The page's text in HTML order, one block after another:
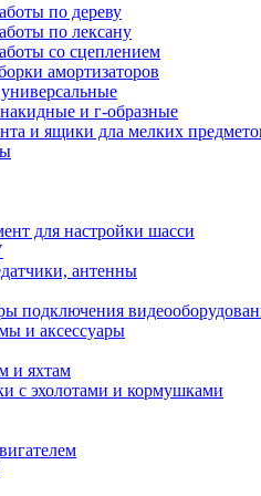
по дереву
по лексану
со сцеплением
амортизаторов
и г-образные
и ящики дла мелких
для настройки шасси
антенны
подключения
и аксессуары
и яхтам
с эхолотами и кормушками